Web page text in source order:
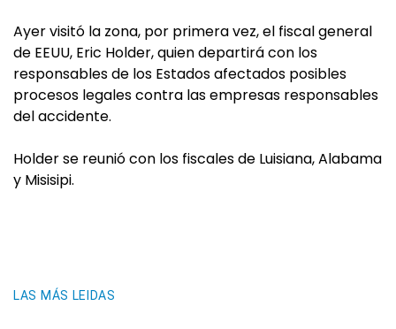
Ayer visitó la zona, por primera vez, el fiscal general
de EEUU, Eric Holder, quien departirá con los
responsables de los Estados afectados posibles
procesos legales contra las empresas responsables
del accidente.
Holder se reunió con los fiscales de Luisiana, Alabama
y Misisipi.
LAS MÁS LEIDAS